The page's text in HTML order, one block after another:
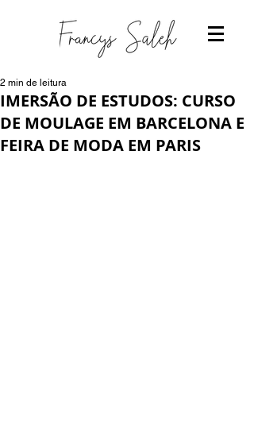
IMERSÃO DE ESTUDOS: CURSO
DE MOULAGE EM BARCELONA E
FEIRA DE MODA EM PARIS
2 min de leitura